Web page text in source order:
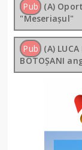
Pub (A)
"Meseriașul"
Pub (A)
BOTOȘANI